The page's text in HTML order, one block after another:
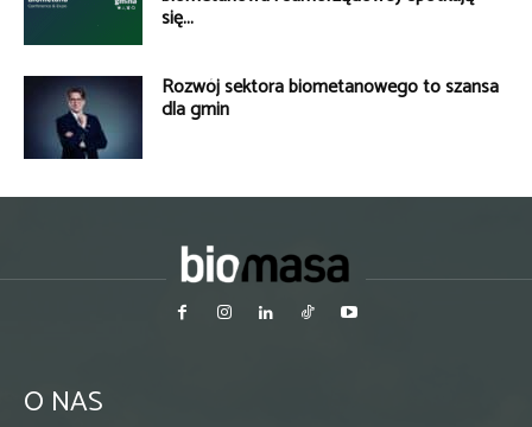
się...
Rozwój sektora biometanowego to szansa
dla gmin
O NAS